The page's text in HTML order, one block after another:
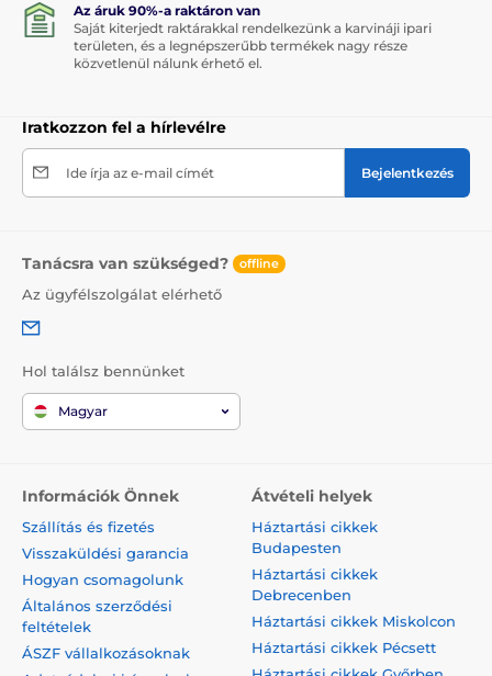
Az áruk 90%-a raktáron van
Saját kiterjedt raktárakkal rendelkezünk a karvináji ipari
területen, és a legnépszerűbb termékek nagy része
közvetlenül nálunk érhető el.
Iratkozzon fel a hírlevélre
Ide írja az e-mail címét Bejelentkezés
Tanácsra van szükséged? offline
Az ügyfélszolgálat elérhető
Hol találsz bennünket
Magyar
Információk Önnek
Szállítás és fizetés
Visszaküldési garancia
Hogyan csomagolunk
Általános szerződési
feltételek
ÁSZF vállalkozásoknak
Átvételi helyek
Háztartási cikkek
Budapesten
Háztartási cikkek
Debrecenben
Háztartási cikkek Miskolcon
Háztartási cikkek Pécsett